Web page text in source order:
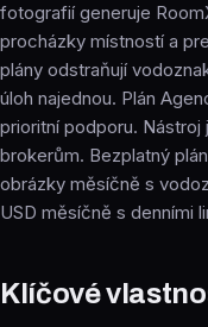
fotografií generuje
procházky místností a
plány odstraňují
úloh najednou. Plán
prioritní podporu. Nástroj
brokerům. Bezplatný
obrázky měsíčně s
USD měsíčně s denními
Klíčové